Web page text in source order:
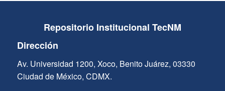
Repositorio Institucional TecNM
Dirección
Av. Universidad 1200, Xoco, Benito Juárez, 03330
Ciudad de México, CDMX.